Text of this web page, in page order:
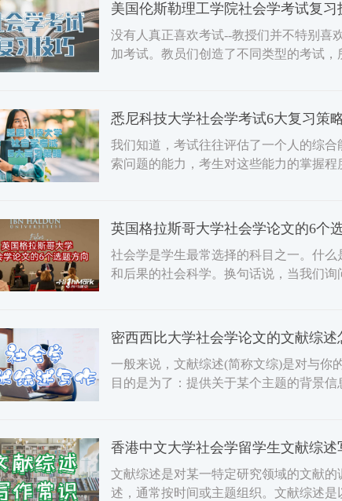
美国伦斯勒理工学院社会学考试复习
没有人真正喜欢考试--教授们并不特别喜
加考试。教员们创造了不同类型的考试
悉尼科技大学社会学考试6大复习策
我们知道，考试往往评估了一个人的综
索问题的能力，考生对这些能力的掌握
英国格拉斯哥大学社会学论文的6个
社会学是学生最常选择的科目之一。什
和后果的社会科学。换句话说，当我们
密西西比大学社会学论文的文献综述
一般来说，文献综述(简称文综)是对与你
目的是为了：提供关于某个主题的背景
香港中文大学社会学留学生文献综述
文献综述是对某一特定研究领域的文献
述，通常按时间或主题组织。文献综述